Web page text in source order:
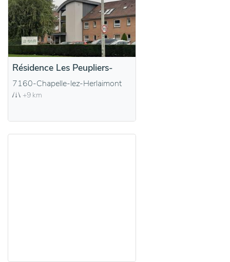
Résidence Les Peupliers-
7160-Chapelle-lez-Herlaimont
+9 km